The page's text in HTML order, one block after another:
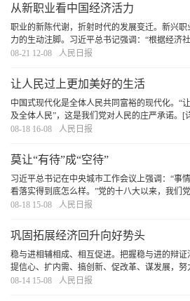
从新职业看中国经济活力
职业的新陈代谢，折射时代的发展变迁。新兴
力的生动注脚。习近平总书记强调：“根据经济
质生活新期待，不断细化优化社会分工，大力发
08-21 12-08 人民日报
让人民过上更加美好的生活
中国式现代化是全体人民共同富裕的现代化。“
及全体人民”，这是我们党对人民的庄严承诺。 [
08-18 16-08
人民日报
莫让“有待”成“空待”
习近平总书记在中央城市工作会议上强调：“事
看落实得到底怎么样。”党的十八大以来，我们
想解决而没有解决的难题，办成了许多过去想办
08-18 15-08 人民日报
巩固拓展经济回升向好势头
稳与进相辅相成、相互促进。把握稳与进的辩
提信心、扩内需、搞创新、促改革、谋发展，
场、稳预期，以更积极的态度、更务实的行动把
08-14 15-08 人民日报